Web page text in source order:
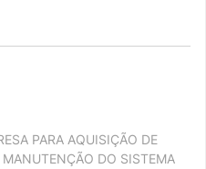
PARA AQUISIÇÃO DE
DO SISTEMA